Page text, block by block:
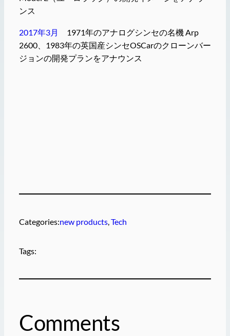
ンス
2017年3月
1971年のアナログシンセの名機 Arp
2600、1983年の英国産シンセOSCarのクローンバー
ジョンの開発プランをアナウンス
Categories:new products, Tech
Tags:
Comments